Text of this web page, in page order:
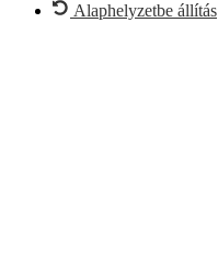
Alaphelyzetbe állítás